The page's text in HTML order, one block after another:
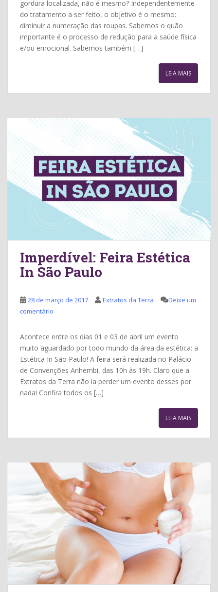
gordura localizada, não é mesmo? Independentemente
do tratamento a ser feito, o objetivo é o mesmo:
diminuir a numeração das roupas. Sabemos o quão
importante é o processo de redução para a saúde física
e/ou emocional. Sabemos também […]
LEIA MAIS
Imperdível: Feira Estética
In São Paulo
28 de março de 2017 Extratos da Terra
Deixe um
comentário
Acontece entre os dias 01 e 03 de abril um evento
muito aguardado por todo mundo da área da estética: a
Estética In São Paulo! A feira será realizada no Palácio
de Convenções Anhembi, das 10h às 19h. Claro que a
Extratos da Terra não ia perder um evento desses por
nada! Confira todos os […]
LEIA MAIS